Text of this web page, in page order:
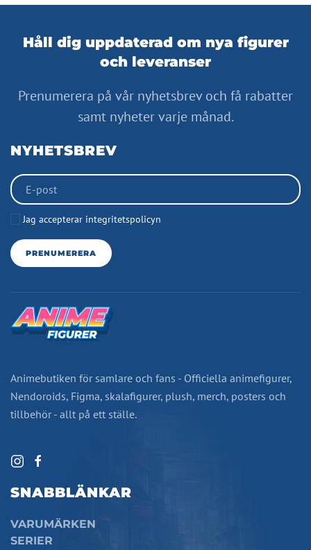
Håll dig uppdaterad om nya figurer
och leveranser
Prenumerera på vår nyhetsbrev och få rabatter
samt nyheter varje månad.
NYHETSBREV
Jag accepterar integritetspolicyn
PRENUMERERA
Animebutiken för samlare och fans - Officiella animefigurer,
Nendoroids, Figma, skalafigurer, plush, merch, posters och
tillbehör - allt på ett ställe.
SNABBLÄNKAR
VARUMÄRKEN
SERIER